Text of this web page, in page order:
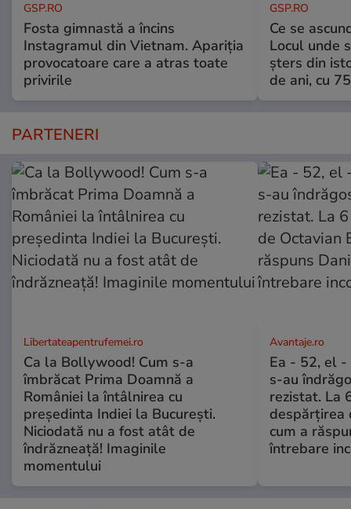
GSP.RO
Fosta gimnastă a încins
Instagramul din Vietnam. Apariția
provocatoare care a atras toate
privirile
GSP.RO
Ce se
Locul unde
șters din
de ani, cu
PARTENERI
Libertateapentrufemei.ro
Ca la Bollywood! Cum s-a
îmbrăcat Prima Doamnă a
României la întâlnirea cu
președinta Indiei la București.
Niciodată nu a fost atât de
îndrăzneață! Imaginile
momentului
Avantaje.ro
Ea - 52, el -
s-au
rezistat. La
despărțirea
cum a
întrebare